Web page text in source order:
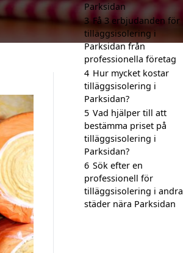
Parksidan
3 Få 3 erbjudanden för
tilläggsisolering i
Parksidan från
professionella företag
4 Hur mycket kostar
tilläggsisolering i
Parksidan?
5 Vad hjälper till att
bestämma priset på
tilläggsisolering i
Parksidan?
6 Sök efter en
professionell för
tilläggsisolering i andra
städer nära Parksidan